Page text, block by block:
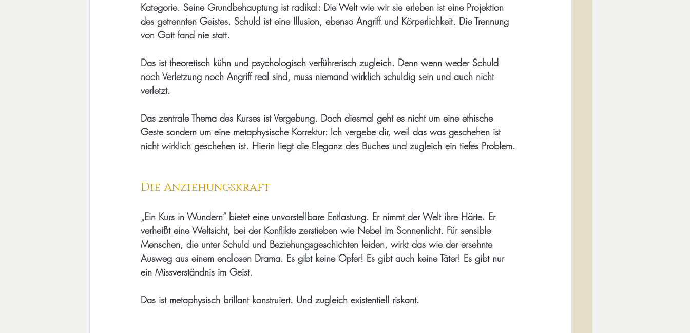
Kategorie. Seine Grundbehauptung ist radikal: Die Welt wie wir sie erleben ist eine Projektion
des getrennten Geistes. Schuld ist eine Illusion, ebenso Angriff und Körperlichkeit. Die Trennung
von Gott fand nie statt.
Das ist theoretisch kühn und psychologisch verführerisch zugleich. Denn wenn weder Schuld
noch Verletzung noch Angriff real sind, muss niemand wirklich schuldig sein und auch nicht
verletzt.
Das zentrale Thema des Kurses ist Vergebung. Doch diesmal geht es nicht um eine ethische
Geste sondern um eine metaphysische Korrektur: Ich vergebe dir, weil das was geschehen ist
nicht wirklich geschehen ist. Hierin liegt die Eleganz des Buches und zugleich ein tiefes Problem.
Die Anziehungskraft
„Ein Kurs in Wundern“ bietet eine unvorstellbare Entlastung. Er nimmt der Welt ihre Härte. Er
verheißt eine Weltsicht, bei der Konflikte zerstieben wie Nebel im Sonnenlicht. Für sensible
Menschen, die unter Schuld und Beziehungsgeschichten leiden, wirkt das wie der ersehnte
Ausweg aus einem endlosen Drama. Es gibt keine Opfer! Es gibt auch keine Täter! Es gibt nur
ein Missverständnis im Geist.
Das ist metaphysisch brillant konstruiert. Und zugleich existentiell riskant.